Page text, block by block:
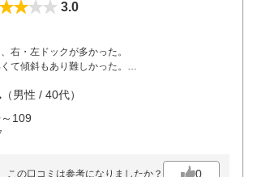
3.0
右・左ドックが多かった。
て傾斜もあり難しかった。
終わってしまいお客さんと終わってからお茶もでき
（男性 / 40代）
109
この口コミは参考になりましたか？ 0